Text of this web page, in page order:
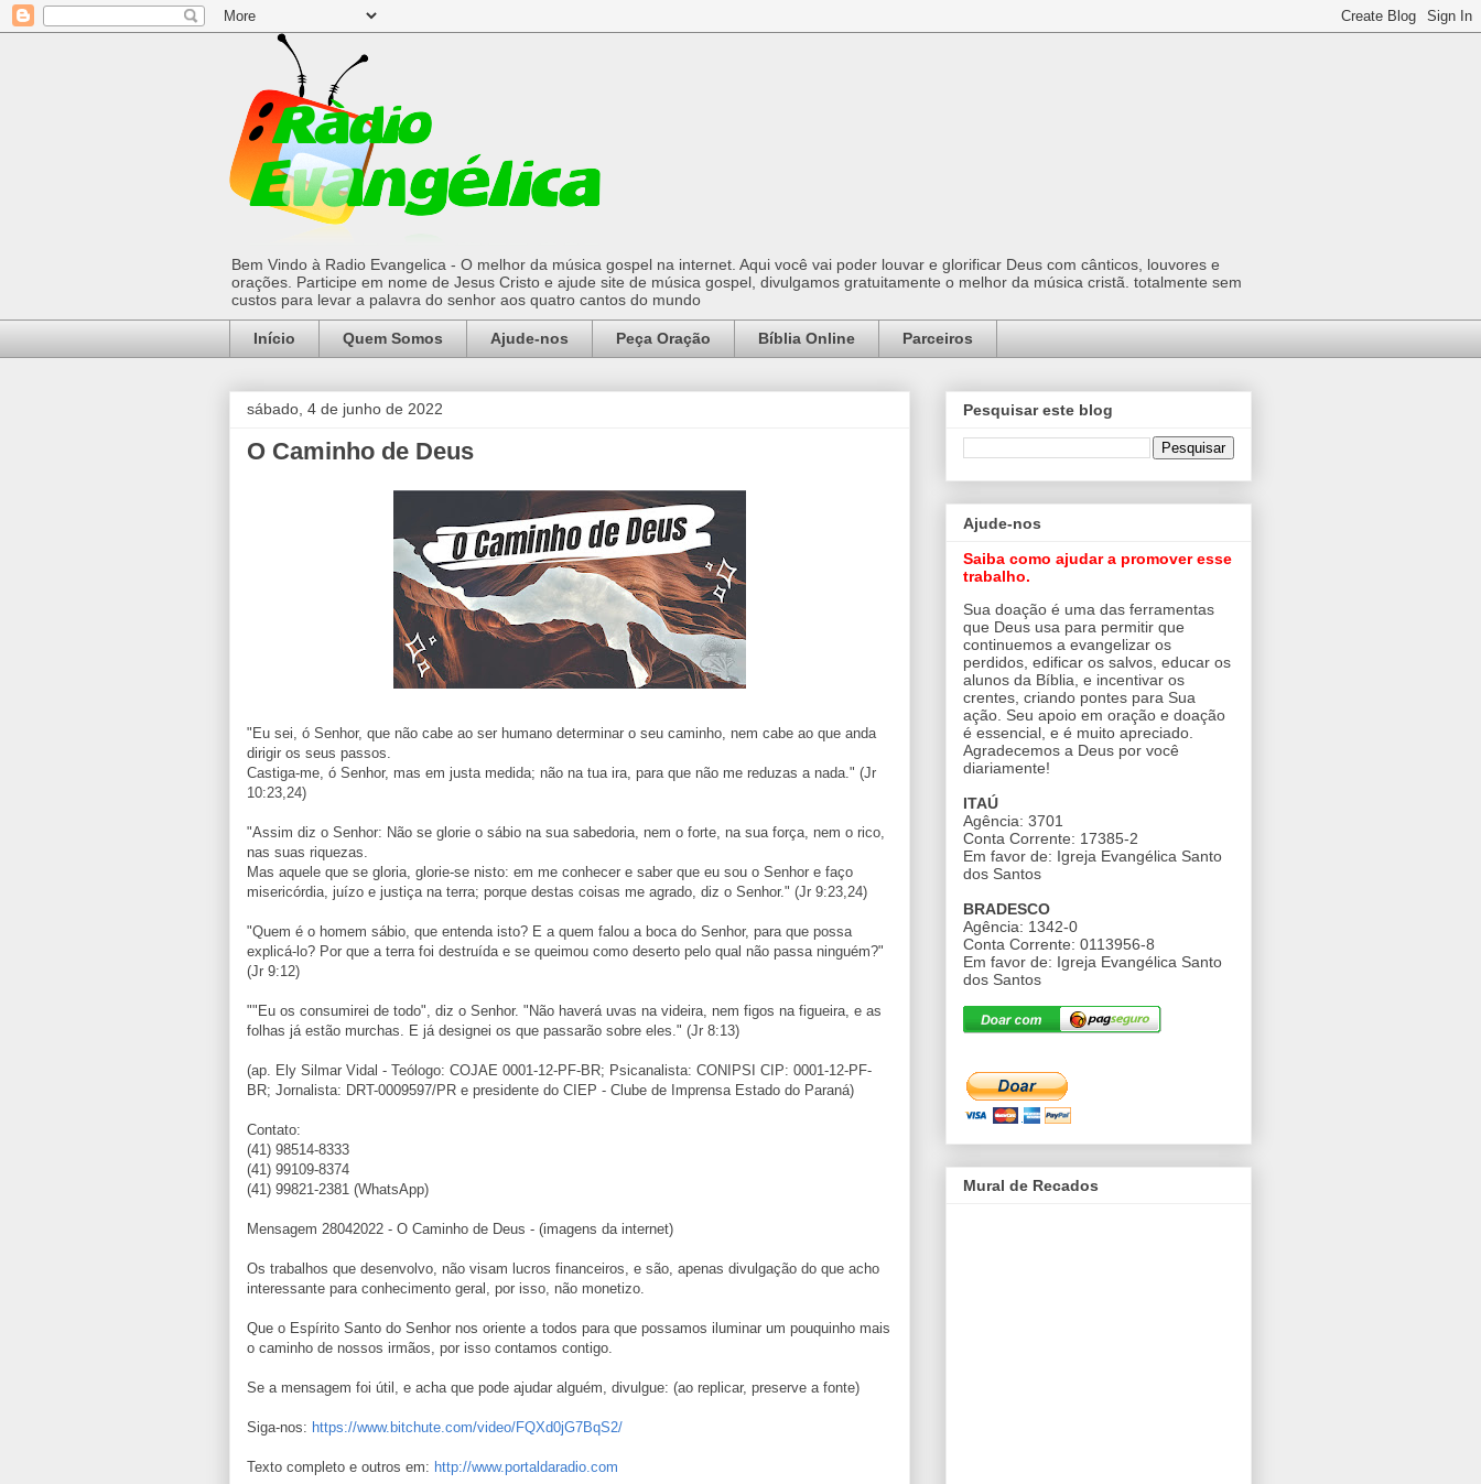
Bem Vindo à Radio Evangelica - O melhor da música gospel na internet. Aqui você vai poder louvar e glorificar Deus com cânticos, louvores e
orações. Participe em nome de Jesus Cristo e ajude site de música gospel, divulgamos gratuitamente o melhor da música cristã. totalmente sem
custos para levar a palavra do senhor aos quatro cantos do mundo
Início Quem Somos Ajude-nos Peça Oração Bíblia Online Parceiros
sábado, 4 de junho de 2022
O Caminho de Deus
"Eu sei, ó Senhor, que não cabe ao ser humano determinar o seu caminho, nem cabe ao que anda
dirigir os seus passos.
Castiga-me, ó Senhor, mas em justa medida; não na tua ira, para que não me reduzas a nada." (Jr
10:23,24)
"Assim diz o Senhor: Não se glorie o sábio na sua sabedoria, nem o forte, na sua força, nem o rico,
nas suas riquezas.
Mas aquele que se gloria, glorie-se nisto: em me conhecer e saber que eu sou o Senhor e faço
misericórdia, juízo e justiça na terra; porque destas coisas me agrado, diz o Senhor." (Jr 9:23,24)
"Quem é o homem sábio, que entenda isto? E a quem falou a boca do Senhor, para que possa
explicá-lo? Por que a terra foi destruída e se queimou como deserto pelo qual não passa ninguém?"
(Jr 9:12)
""Eu os consumirei de todo", diz o Senhor. "Não haverá uvas na videira, nem figos na figueira, e as
folhas já estão murchas. E já designei os que passarão sobre eles." (Jr 8:13)
(ap. Ely Silmar Vidal - Teólogo: COJAE 0001-12-PF-BR; Psicanalista: CONIPSI CIP: 0001-12-PF-
BR; Jornalista: DRT-0009597/PR e presidente do CIEP - Clube de Imprensa Estado do Paraná)
Contato:
(41) 98514-8333
(41) 99109-8374
(41) 99821-2381 (WhatsApp)
Mensagem 28042022 - O Caminho de Deus - (imagens da internet)
Os trabalhos que desenvolvo, não visam lucros financeiros, e são, apenas divulgação do que acho
interessante para conhecimento geral, por isso, não monetizo.
Que o Espírito Santo do Senhor nos oriente a todos para que possamos iluminar um pouquinho mais
o caminho de nossos irmãos, por isso contamos contigo.
Se a mensagem foi útil, e acha que pode ajudar alguém, divulgue: (ao replicar, preserve a fonte)
Siga-nos: https://www.bitchute.com/video/FQXd0jG7BqS2/
Texto completo e outros em: http://www.portaldaradio.com
Pesquisar este blog
Ajude-nos
Saiba como ajudar a promover esse
trabalho.
Sua doação é uma das ferramentas
que Deus usa para permitir que
continuemos a evangelizar os
perdidos, edificar os salvos, educar os
alunos da Bíblia, e incentivar os
crentes, criando pontes para Sua
ação. Seu apoio em oração e doação
é essencial, e é muito apreciado.
Agradecemos a Deus por você
diariamente!
ITAÚ
Agência: 3701
Conta Corrente: 17385-2
Em favor de: Igreja Evangélica Santo
dos Santos
BRADESCO
Agência: 1342-0
Conta Corrente: 0113956-8
Em favor de: Igreja Evangélica Santo
dos Santos
Mural de Recados